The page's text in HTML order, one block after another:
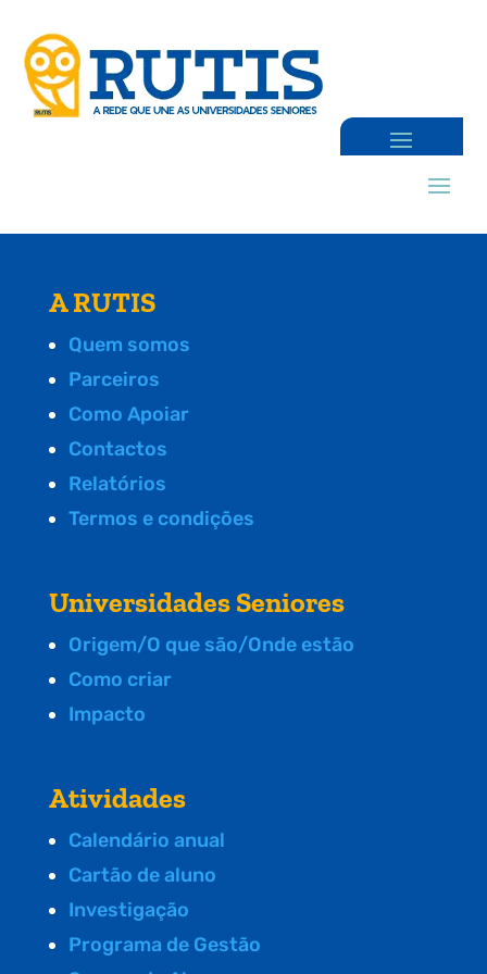
A RUTIS
Quem somos
Parceiros
Como Apoiar
Contactos
Relatórios
Termos e condições
Universidades Seniores
Origem/O que são/Onde estão
Como criar
Impacto
Atividades
Calendário anual
Cartão de aluno
Investigação
Programa de Gestão